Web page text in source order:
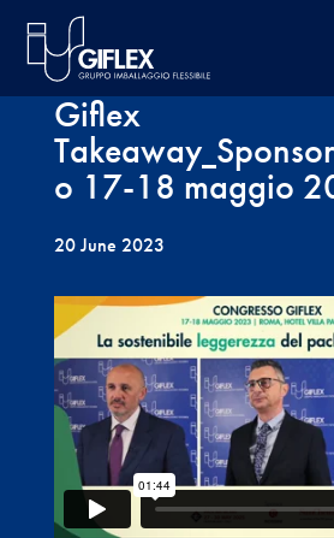
Giflex
o 17-18 maggio
20 June 2023